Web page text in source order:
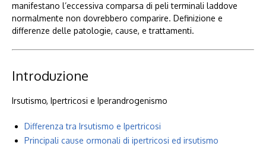
manifestano l’eccessiva comparsa di peli terminali laddove
normalmente non dovrebbero comparire. Definizione e
differenze delle patologie, cause, e trattamenti.
Introduzione
Irsutismo, Ipertricosi e Iperandrogenismo
Differenza tra Irsutismo e Ipertricosi
Principali cause ormonali di ipertricosi ed irsutismo